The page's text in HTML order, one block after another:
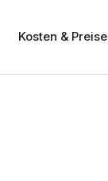
Kosten & Preise